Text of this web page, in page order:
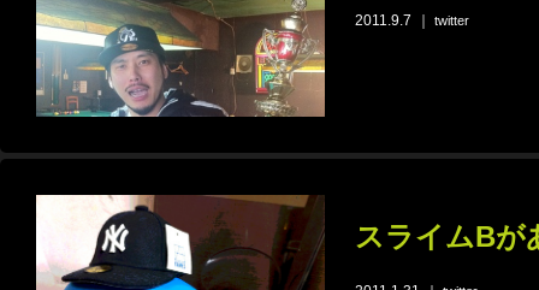
2011.9.7 twitter
スライムBが